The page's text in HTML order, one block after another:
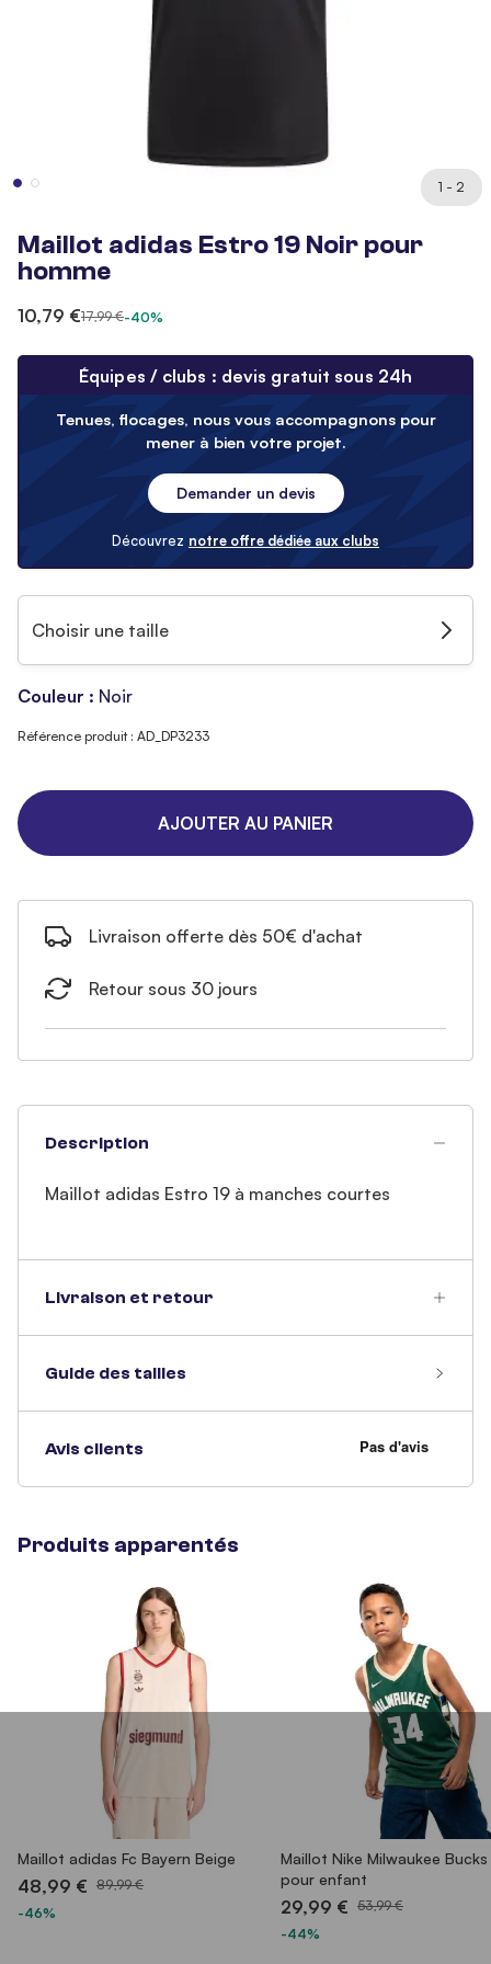
1 - 2
Maillot adidas Estro 19 Noir pour
homme
10,79 €17,99 €-40%
Équipes / clubs : devis gratuit sous 24h
Tenues, flocages, nous vous accompagnons pour
mener à bien votre projet.
Demander un devis
Découvrez notre offre dédiée aux clubs
Choisir une taille
Couleur : Noir
Référence produit : AD_DP3233
AJOUTER AU PANIER
Livraison offerte dès 50€ d'achat
Retour sous 30 jours
Description
Maillot adidas Estro 19 à manches courtes
Livraison et retour
Guide des tailles
Avis clients
Produits apparentés
Maillot adidas Fc Bayern Beige
48,99 € 89,99 €
-46%
Maillot Nike Milwaukee
pour enfant
29,99 € 53,99 €
-44%